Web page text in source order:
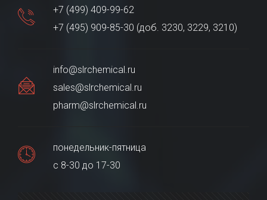
+7 (499) 409-99-62
+7 (495) 909-85-30 (доб. 3230, 3229, 3210)
info@slrchemical.ru
sales@slrchemical.ru
pharm@slrchemical.ru
понедельник-пятница
с 8-30 до 17-30